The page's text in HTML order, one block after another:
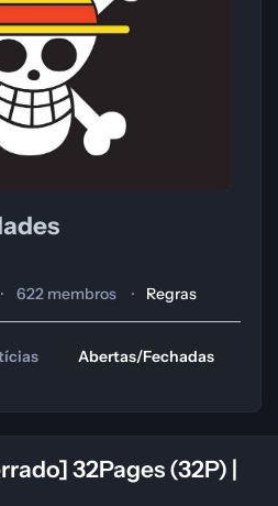
622 membros Regras
Abertas/Fechadas
32Pages (32P) |